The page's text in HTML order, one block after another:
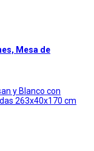
Mesa de